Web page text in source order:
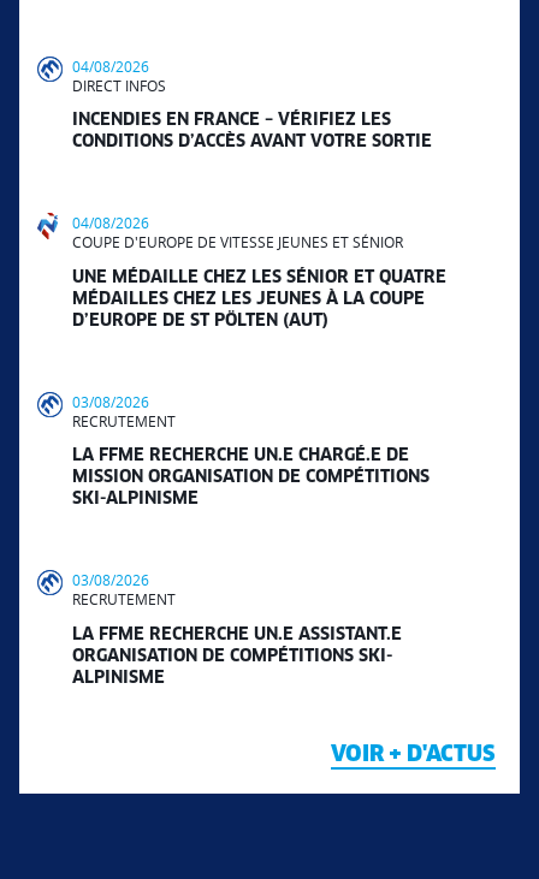
04/08/2026
DIRECT INFOS
INCENDIES EN FRANCE – VÉRIFIEZ LES
CONDITIONS D’ACCÈS AVANT VOTRE SORTIE
04/08/2026
COUPE D'EUROPE DE VITESSE JEUNES ET SÉNIOR
UNE MÉDAILLE CHEZ LES SÉNIOR ET QUATRE
MÉDAILLES CHEZ LES JEUNES À LA COUPE
D’EUROPE DE ST PÖLTEN (AUT)
03/08/2026
RECRUTEMENT
LA FFME RECHERCHE UN.E CHARGÉ.E DE
MISSION ORGANISATION DE COMPÉTITIONS
SKI-ALPINISME
03/08/2026
RECRUTEMENT
LA FFME RECHERCHE UN.E ASSISTANT.E
ORGANISATION DE COMPÉTITIONS SKI-
ALPINISME
VOIR + D'ACTUS